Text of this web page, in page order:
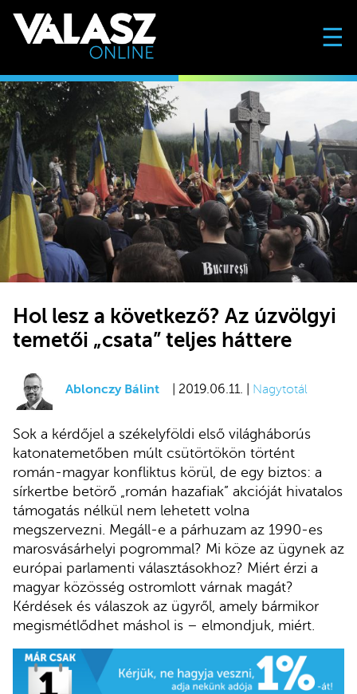
☰
Hol lesz a következő? Az úzvölgyi
temetői „csata” teljes háttere
Ablonczy Bálint | 2019.06.11. | Nagytotál
Sok a kérdőjel a székelyföldi első világháborús
katonatemetőben múlt csütörtökön történt
román-magyar konfliktus körül, de egy biztos: a
sírkertbe betörő „román hazafiak” akcióját hivatalos
támogatás nélkül nem lehetett volna
megszervezni. Megáll-e a párhuzam az 1990-es
marosvásárhelyi pogrommal? Mi köze az ügynek az
európai parlamenti választásokhoz? Miért érzi a
magyar közösség ostromlott várnak magát?
Kérdések és válaszok az ügyről, amely bármikor
megismétlődhet máshol is – elmondjuk, miért.